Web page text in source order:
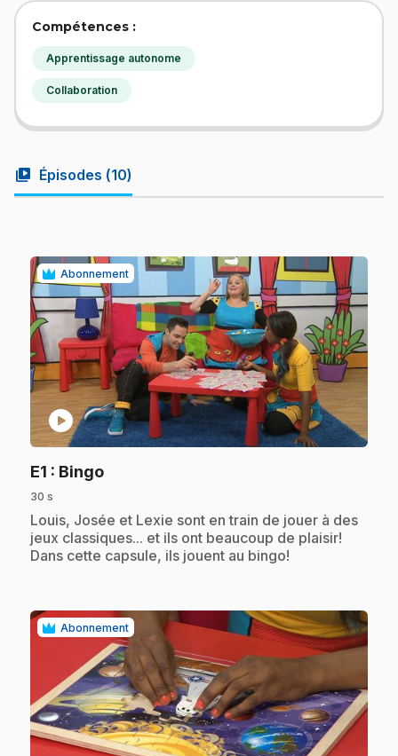
Compétences :
Apprentissage autonome
Collaboration
video_library Épisodes (10)
Abonnement
play_circle
E1 : Bingo.
30 s
.Louis, Josée et Lexie sont en train de jouer à des
jeux classiques... et ils ont beaucoup de plaisir!
Dans cette capsule, ils jouent au bingo!
Abonnement